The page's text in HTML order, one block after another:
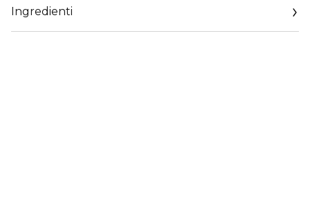
formula multiuso arricchita con 7 oli vegetali nutrienti e
sublimanti: jojoba, cocco, perla della prateria, ricino, avocado,
rosa e camelia.
Ingredienti